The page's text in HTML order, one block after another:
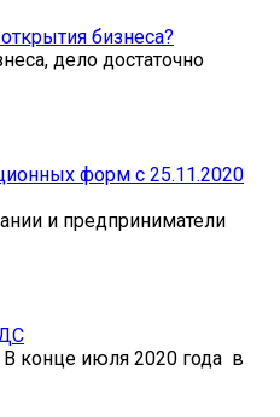
бизнеса?
дело достаточно
форм с 25.11.2020
и предприниматели
конце июля 2020 года в